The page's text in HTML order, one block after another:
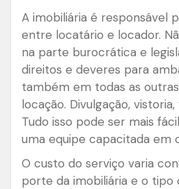
A imobiliária é responsável
entre locatário e locador.
na parte burocrática e
direitos e deveres para
também em todas as
locação. Divulgação,
Tudo isso pode ser mais
uma equipe capacitada em
O custo do serviço varia
porte da imobiliária e o tipo